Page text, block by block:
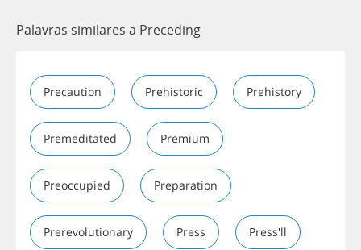
Palavras similares a Preceding
Precaution Prehistoric Prehistory
Premeditated Premium
Preoccupied Preparation
Prerevolutionary Press Press'll